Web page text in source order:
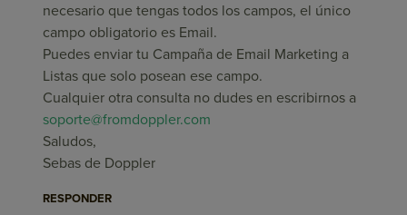
necesario que tengas todos los campos, el único
campo obligatorio es Email.
Puedes enviar tu Campaña de Email Marketing a
Listas que solo posean ese campo.
Cualquier otra consulta no dudes en escribirnos a
soporte@fromdoppler.com
Saludos,
Sebas de Doppler
RESPONDER